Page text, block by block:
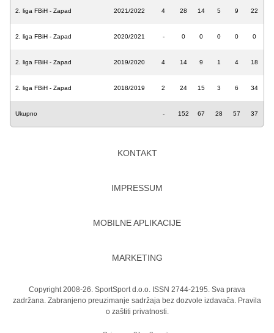
2. liga FBiH - Zapad 2021/2022 4 28 14 5 9 22
2. liga FBiH - Zapad 2020/2021 - 0 0 0 0 0
2. liga FBiH - Zapad 2019/2020 4 14 9 1 4 18
2. liga FBiH - Zapad 2018/2019 2 24 15 3 6 34
Ukupno - 152 67 28 57 37
KONTAKT
IMPRESSUM
MOBILNE APLIKACIJE
MARKETING
Copyright 2008-26. SportSport d.o.o. ISSN 2744-2195. Sva prava
zadržana. Zabranjeno preuzimanje sadržaja bez dozvole izdavača. Pravila
o zaštiti privatnosti.